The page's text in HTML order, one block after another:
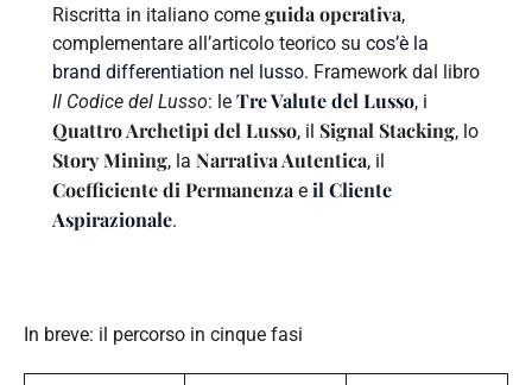
Riscritta in italiano come guida operativa,
complementare all’articolo teorico su cos’è la
brand differentiation nel lusso. Framework dal libro
Il Codice del Lusso: le Tre Valute del Lusso, i
Quattro Archetipi del Lusso, il Signal Stacking, lo
Story Mining, la Narrativa Autentica, il
Coefficiente di Permanenza e il Cliente
Aspirazionale.
In breve: il percorso in cinque fasi